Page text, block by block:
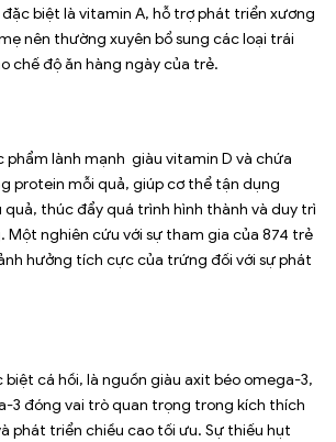
biệt là vitamin A, hỗ trợ phát triển xương
nên thường xuyên bổ sung các loại trái
chế độ ăn hàng ngày của trẻ.
phẩm lành mạnh giàu vitamin D và chứa
protein mỗi quả, giúp cơ thể tận dụng
thúc đẩy quá trình hình thành và duy trì
Một nghiên cứu với sự tham gia của 874 trẻ
hưởng tích cực của trứng đối với sự phát
biệt cá hồi, là nguồn giàu axit béo omega-3,
3 đóng vai trò quan trọng trong kích thích
phát triển chiều cao tối ưu. Sự thiếu hụt